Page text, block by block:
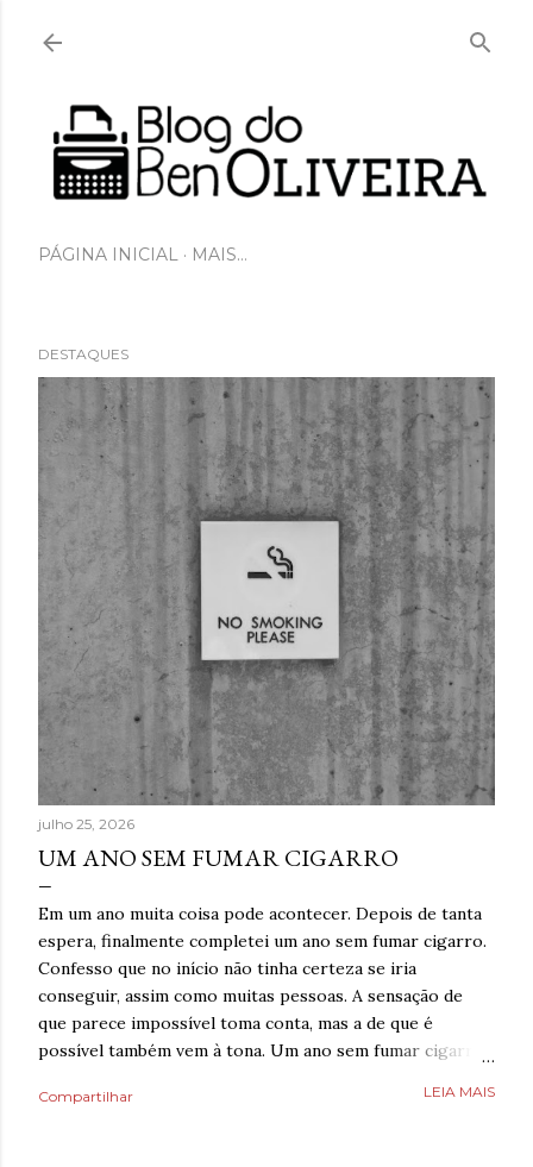
PÁGINA INICIAL MAIS…
DESTAQUES
julho 25, 2026
UM ANO SEM FUMAR CIGARRO
Em um ano muita coisa pode acontecer. Depois de tanta
espera, finalmente completei um ano sem fumar cigarro.
Confesso que no início não tinha certeza se iria
conseguir, assim como muitas pessoas. A sensação de
que parece impossível toma conta, mas a de que é
possível também vem à tona. Um ano sem fumar cigarro.
estava mais interessado no quanto havia ganhado de
Compartilhar LEIA MAIS